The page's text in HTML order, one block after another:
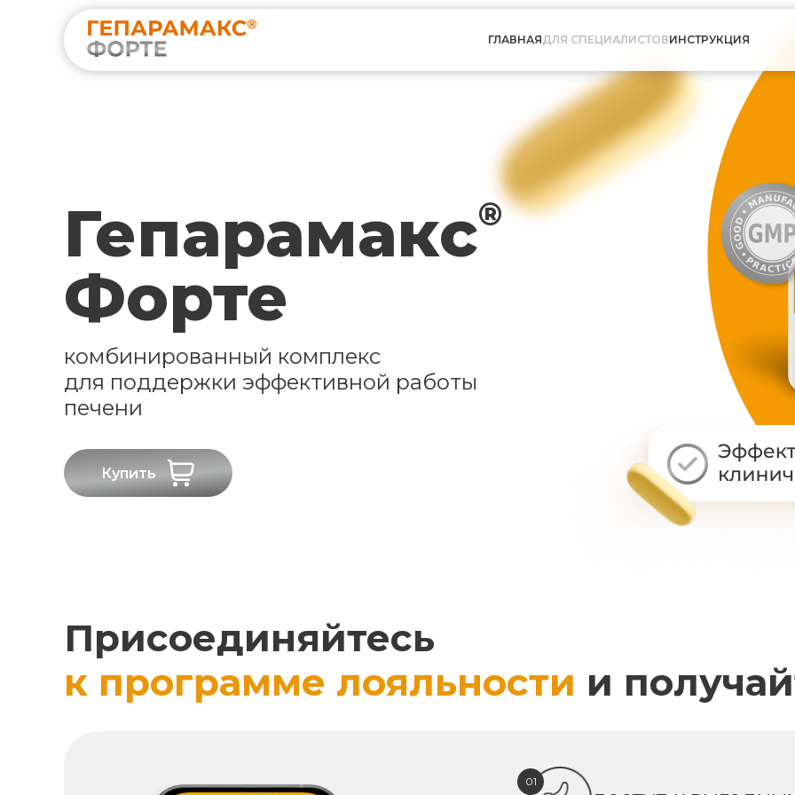
ГЛАВНАЯДЛЯ СПЕЦИАЛИСТОВИНСТРУКЦИЯ
Гепарамакс®
Форте
комбинированный комплекс
для поддержки эффективной работы
печени
Купить
Присоединяйтесь
к программе лояльности и
01